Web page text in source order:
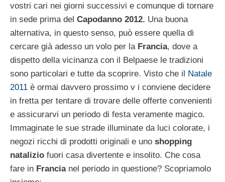
vostri cari nei giorni successivi e comunque di tornare
in sede prima del Capodanno 2012. Una buona
alternativa, in questo senso, può essere quella di
cercare già adesso un volo per la Francia, dove a
dispetto della vicinanza con il Belpaese le tradizioni
sono particolari e tutte da scoprire. Visto che il Natale
2011 è ormai davvero prossimo v i conviene decidere
in fretta per tentare di trovare delle offerte convenienti
e assicurarvi un periodo di festa veramente magico.
Immaginate le sue strade illuminate da luci colorate, i
negozi ricchi di prodotti originali e uno shopping
natalizio fuori casa divertente e insolito. Che cosa
fare in Francianel periodo in questione? Scopriamolo